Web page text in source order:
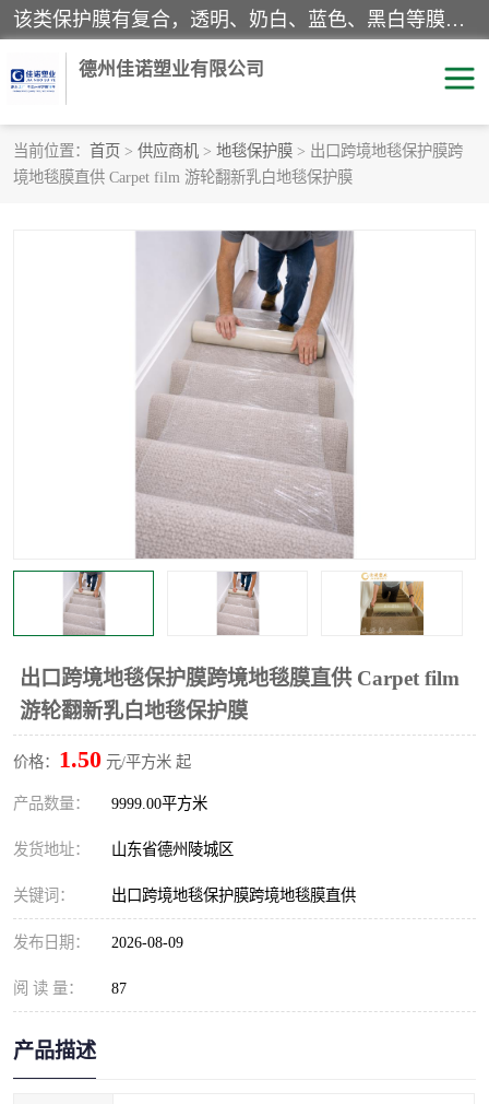
该类保护膜有复合，透明、奶白、蓝色、黑白等膜型。特高粘，高粘，中高粘，中粘，中低粘，低粘等。对于不同的粘力要求有相应的产品相适配。无胶渍残留污染。在较宽的收卷幅度下平整无皱纹，收卷长度大，利于机械化及自动化施工粘贴。为您的产品提供的表面保护解决方案。 产品广泛适用于：铝材、不锈钢、金属、塑料、电子、家电、家具、玻璃、化工材料、装饰材料等。
德州佳诺塑业有限公司
当前位置： 首页 > 供应商机 > 地毯保护膜 > 出口跨境地毯保护膜跨
境地毯膜直供 Carpet film 游轮翻新乳白地毯保护膜
出口跨境地毯保护膜跨境地毯膜直供 Carpet film
游轮翻新乳白地毯保护膜
价格： 1.50 元/平方米 起
产品数量： 9999.00平方米
发货地址： 山东省德州陵城区
关键词： 出口跨境地毯保护膜跨境地毯膜直供
发布日期： 2026-08-09
阅 读 量： 87
产品描述
pe保护膜 包装膜
家具保护膜
透明保护膜
乳白保护膜
纯黑保护膜
彩钢板保护膜
不绣钢板保护膜 两边上胶保护膜
窗缝阻风胶带 铝板保护膜
不锈钢板保护膜 一次性隔离膜